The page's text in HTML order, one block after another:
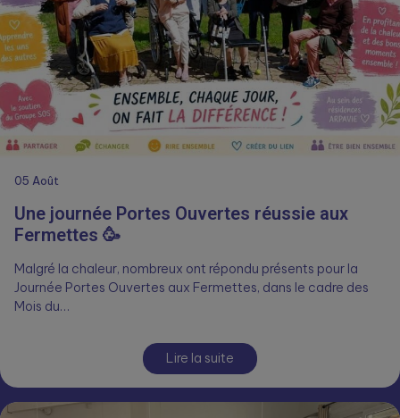
05 Août
Une journée Portes Ouvertes réussie aux
Fermettes 🥳
Malgré la chaleur, nombreux ont répondu présents pour la
Journée Portes Ouvertes aux Fermettes, dans le cadre des
Mois du…
Lire la suite